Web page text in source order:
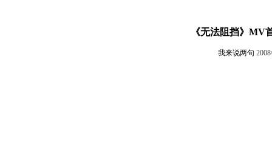
《无法阻挡》MV
我来说两句